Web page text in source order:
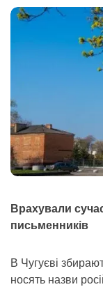
Врахували
письменників
В Чугуєві
носять назви